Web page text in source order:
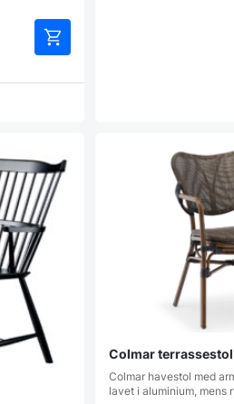
Colmar
Colmar havestol med
lavet i aluminium, mens